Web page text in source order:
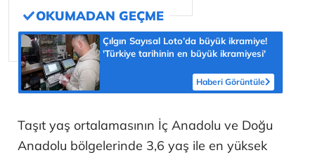
Çılgın Sayısal Loto’da büyük ikramiye!
'Türkiye tarihinin en büyük ikramiyesi'
Haberi Görüntüle
Taşıt yaş ortalamasının İç Anadolu ve Doğu
Anadolu bölgelerinde 3,6 yaş ile en yüksek